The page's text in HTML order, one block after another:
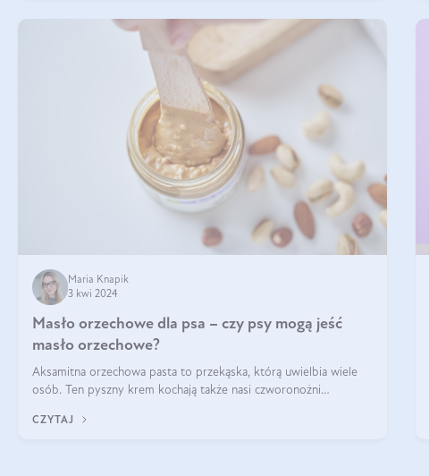
Maria Knapik
3 kwi 2024
Masło orzechowe dla psa – czy psy mogą jeść
masło orzechowe?
Aksamitna orzechowa pasta to przekąska, którą uwielbia wiele
osób. Ten pyszny krem kochają także nasi czworonożni
Czy jest ono bezpieczne d
CZYTAJ